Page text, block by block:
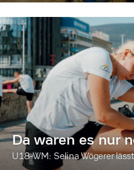
Da waren es nur
U18-WM: Selina Wögerer